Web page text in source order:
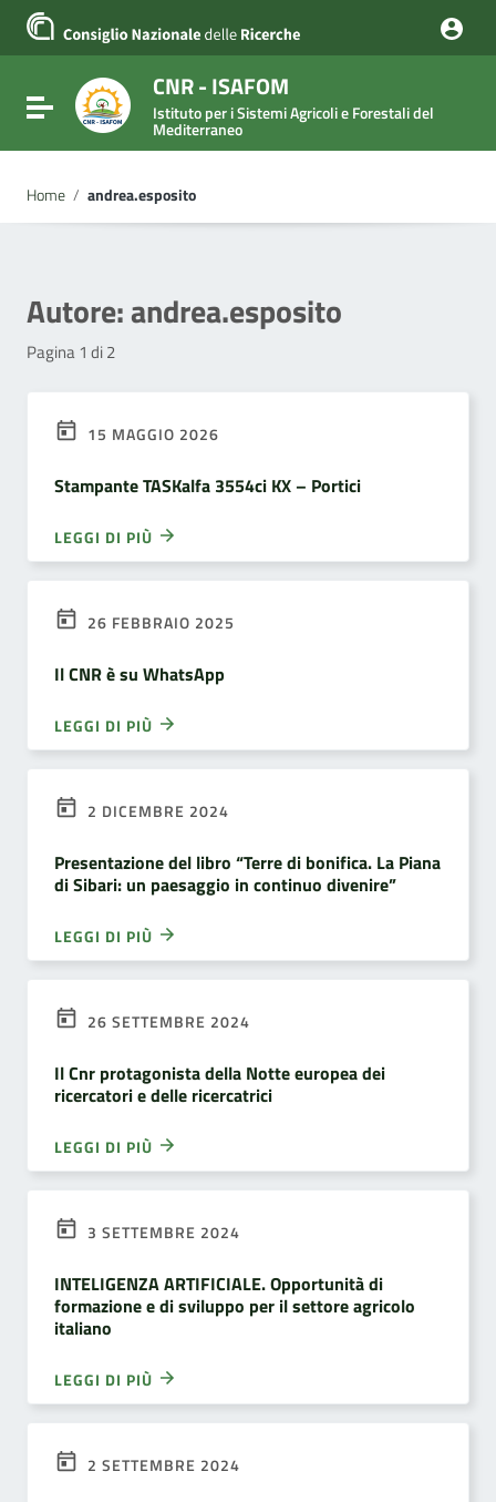
Vai ai contenuti
Vai al menu di navigazione
Vai al footer
Attiva / disattiva la navigazione
CNR - ISAFOM
Istituto per i Sistemi Agricoli e Forestali del
Mediterraneo
Home / andrea.esposito
Autore:andrea.esposito
Pagina 1 di 2
15 MAGGIO 2026
Stampante TASKalfa 3554ci KX – Portici
LEGGI DI PIÙ
26 FEBBRAIO 2025
Il CNR è su WhatsApp
LEGGI DI PIÙ
2 DICEMBRE 2024
Presentazione del libro “Terre di bonifica. La Piana
di Sibari: un paesaggio in continuo divenire”
LEGGI DI PIÙ
26 SETTEMBRE 2024
Il Cnr protagonista della Notte europea dei
ricercatori e delle ricercatrici
LEGGI DI PIÙ
3 SETTEMBRE 2024
INTELIGENZA ARTIFICIALE. Opportunità di
formazione e di sviluppo per il settore agricolo
italiano
LEGGI DI PIÙ
2 SETTEMBRE 2024